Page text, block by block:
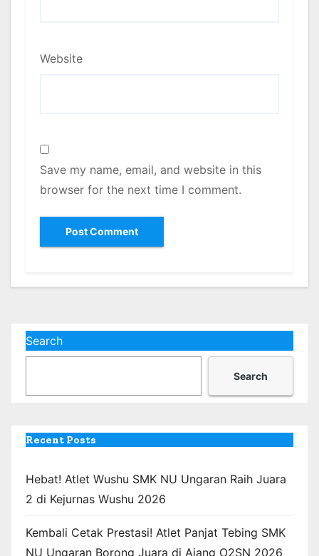
Website
Save my name, email, and website in this
browser for the next time I comment.
Search
Search
Recent Posts
Hebat! Atlet Wushu SMK NU Ungaran Raih Juara
2 di Kejurnas Wushu 2026
Kembali Cetak Prestasi! Atlet Panjat Tebing SMK
NU Ungaran Borong Juara di Ajang O2SN 2026